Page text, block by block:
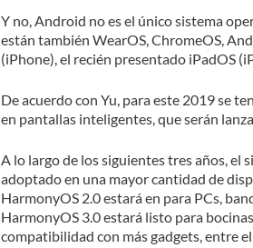
Y no, Android no es el único sistema
están también WearOS, ChromeOS,
(iPhone), el recién presentado iPadOS
De acuerdo con Yu, para este 2019 se
en pantallas inteligentes, que serán
A lo largo de los siguientes tres años,
adoptado en una mayor cantidad de
HarmonyOS 2.0 estará en para PCs,
HarmonyOS 3.0 estará listo para
compatibilidad con más gadgets, entre